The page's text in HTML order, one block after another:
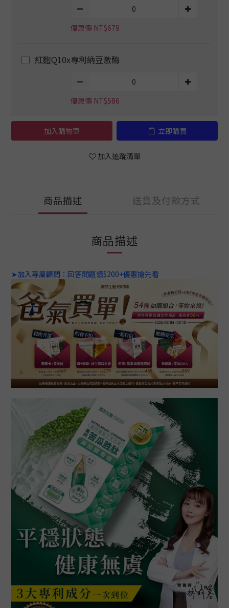
優惠價 NT$679
紅麴Q10x專利納豆激酶
優惠價 NT$586
加入購物車 立即購買
加入追蹤清單
商品描述 送貨及付款方式
商品描述
➤加入專屬顧問：回答問題領$200+優惠搶先看